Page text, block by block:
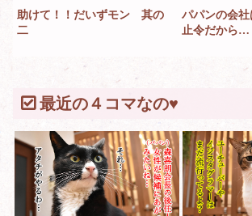
助けて！！だいずモン 其の
二
パパンの会
止令だから…
最近の４コマなの♥